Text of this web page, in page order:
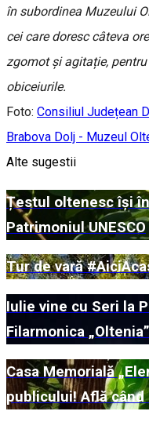
în subordinea Muzeului
cei care doresc câteva
zgomot și agitație,
obiceiurile.
Foto: Consiliul Județean
Brabova Dolj - Muzeul
Alte sugestii
Țestul oltenesc își
Patrimoniul UNESCO
Tur de vară
Iulie vine cu Seri la
Filarmonica
Casa Memorială
publicului! Află